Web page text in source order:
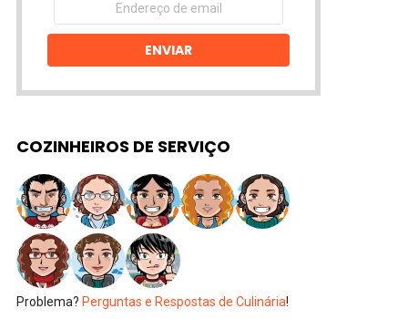
email
ENVIAR
COZINHEIROS DE SERVIÇO
Problema? Perguntas e Respostas de Culinária!